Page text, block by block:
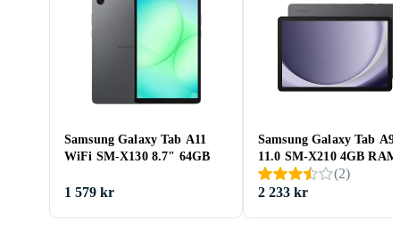
Samsung Galaxy Tab A11
WiFi SM-X130 8.7" 64GB
1 579 kr
Samsung Galaxy Tab
11.0 SM-X210 4GB RAM
64GB
(2)
2 233 kr